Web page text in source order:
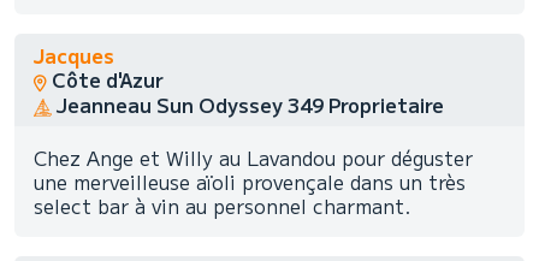
Jacques
Côte d'Azur
Jeanneau Sun Odyssey 349 Proprietaire
Chez Ange et Willy au Lavandou pour déguster
une merveilleuse aïoli provençale dans un très
select bar à vin au personnel charmant.